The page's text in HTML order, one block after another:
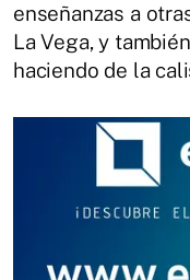
enseñanzas a
La Vega, y
haciendo de la